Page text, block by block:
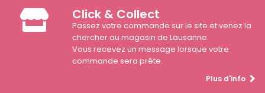
Click & Collect
Passez votre commande sur le site et venez la
chercher au magasin de Lausanne.
Vous recevez un message lorsque votre
commande sera prête.
Plus d'info